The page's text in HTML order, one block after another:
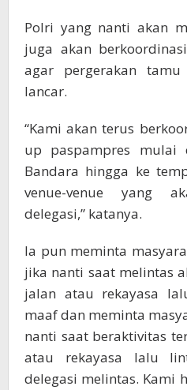
Polri yang nanti akan
juga akan
agar pergerakan
lancar.
“Kami akan terus
up paspampres
Bandara hingga ke
venue-venue yang
delegasi,” katanya.
Ia pun meminta
jika nanti saat melintas
jalan atau rekayasa
maaf dan meminta
nanti saat beraktivitas
atau rekayasa lalu
delegasi melintas. Kami